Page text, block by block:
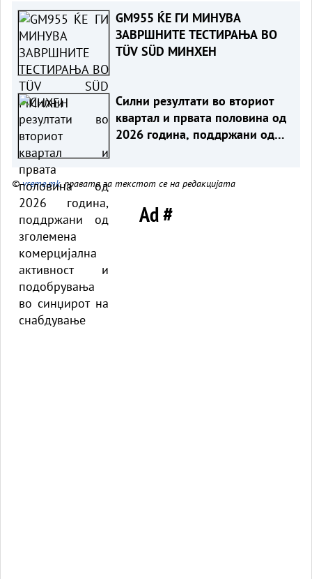
GM955 ЌЕ ГИ МИНУВА
ЗАВРШНИТЕ ТЕСТИРАЊА ВО
TÜV SÜD МИНХЕН
Силни резултати во вториот
квартал и првата половина од
2026 година, поддржани од
синџирот на снабдување
©vreme.mk, правата за текстот се на редакцијата
Ad #